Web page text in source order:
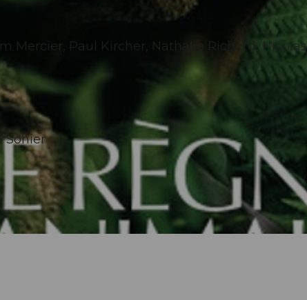
Mercier, Paul Kircher, Nathalie Richard, Nicolas
Sohier